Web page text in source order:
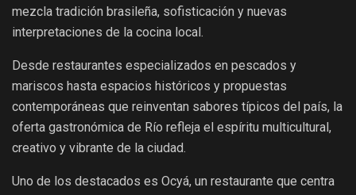
mezcla tradición brasileña, sofisticación y nuevas
interpretaciones de la cocina local.
Desde restaurantes especializados en pescados y
mariscos hasta espacios históricos y propuestas
contemporáneas que reinventan sabores típicos del país, la
oferta gastronómica de Río refleja el espíritu multicultural,
creativo y vibrante de la ciudad.
Uno de los destacados es Ocyá, un restaurante que centra